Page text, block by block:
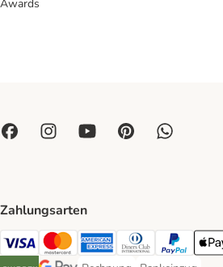
Awards
Zahlungsarten
Visa Payment Method
Mastercard Payment Method
American Express Payment
Diners Club
PayPal